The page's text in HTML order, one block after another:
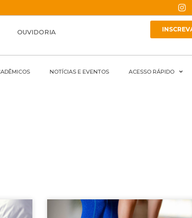
OUVIDORIA
NOTÍCIAS E EVENTOS ACESSO RÁPIDO